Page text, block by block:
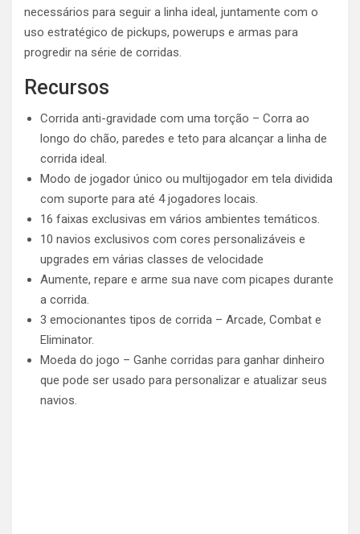
necessários para seguir a linha ideal, juntamente com o
uso estratégico de pickups, powerups e armas para
progredir na série de corridas.
Recursos
Corrida anti-gravidade com uma torção – Corra ao
longo do chão, paredes e teto para alcançar a linha de
corrida ideal.
Modo de jogador único ou multijogador em tela dividida
com suporte para até 4 jogadores locais.
16 faixas exclusivas em vários ambientes temáticos.
10 navios exclusivos com cores personalizáveis ​​e
upgrades em várias classes de velocidade
Aumente, repare e arme sua nave com picapes durante
a corrida.
3 emocionantes tipos de corrida – Arcade, Combat e
Eliminator.
Moeda do jogo – Ganhe corridas para ganhar dinheiro
que pode ser usado para personalizar e atualizar seus
navios.